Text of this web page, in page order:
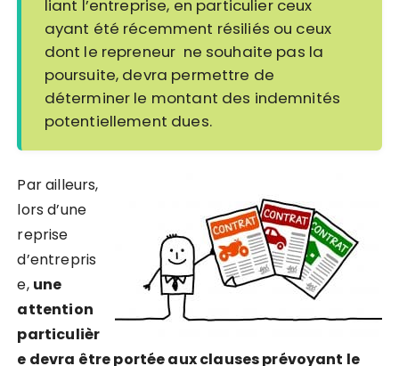
liant l’entreprise, en particulier ceux
ayant été récemment résiliés ou ceux
dont le repreneur ne souhaite pas la
poursuite, devra permettre de
déterminer le montant des indemnités
potentiellement dues.
Par ailleurs,
lors d’une
reprise
d’entrepris
e, une
attention
particulièr
e devra être portée aux clauses prévoyant le